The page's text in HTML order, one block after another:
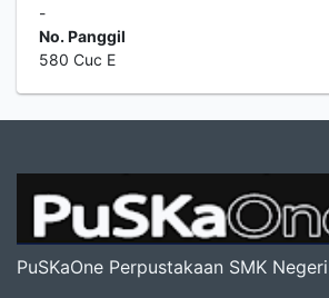
-
No. Panggil
580 Cuc E
PuSKaOne Perpustakaan SMK